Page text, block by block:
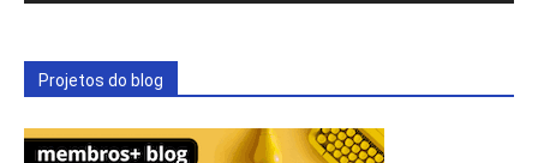
Projetos do blog